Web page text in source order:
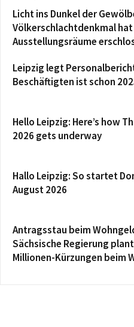
Licht ins Dunkel der
Völkerschlachtdenkmal hat
Ausstellungsräume
Leipzig legt
Beschäftigten ist schon
Hello Leipzig: Here’s how
2026 gets underway
Hallo Leipzig: So startet
August 2026
Antragsstau beim
Sächsische Regierung
Millionen-Kürzungen beim